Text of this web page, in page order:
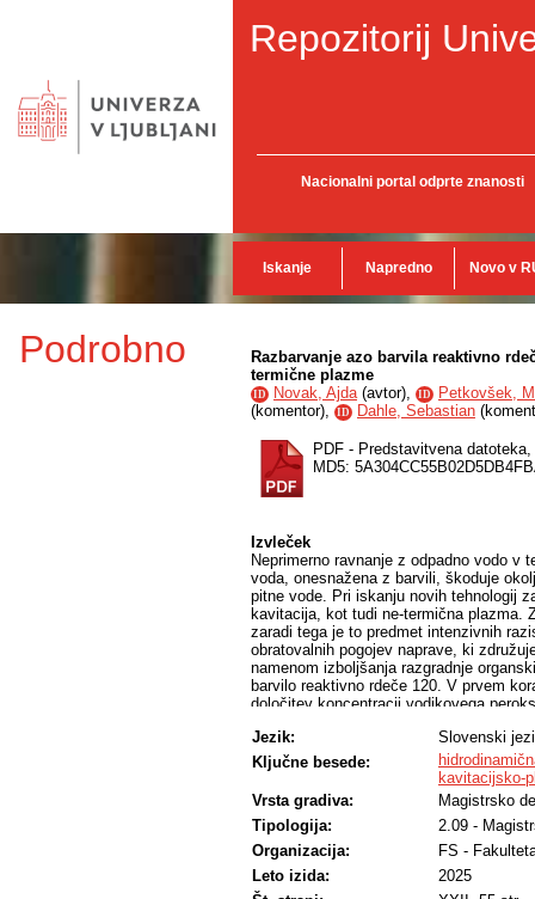
Repozitorij
Nacionalni portal odprte znanosti
Iskanje Napredno Novo v
Podrobno
Razbarvanje azo barvila reaktivno
termične plazme
ID Novak, Ajda(avtor), ID
Petkovšek,
(komentor), ID Dahle, Sebastian (
PDF - Predstavitvena datoteka,
MD5:
Izvleček
Neprimerno ravnanje z odpadno vodo v
voda, onesnažena z barvili, škoduje
pitne vode. Pri iskanju novih tehnologij
kavitacija, kot tudi ne-termična plazma.
zaradi tega je to predmet intenzivnih
obratovalnih pogojev naprave, ki
namenom izboljšanja razgradnje
barvilo reaktivno rdeče 120. V prvem
določitev koncentracij vodikovega
razbarvanja barvila v destilirani vodi ob
reaktivno rdeče 120. Ugotovili smo, da
stopnjo razbarvanja barvila.
Jezik:
Slovenski
Ključne besede:
kavitacijsko-
Vrsta gradiva:
Magistrsko
Tipologija:
2.09 -
Organizacija:
FS -
Leto izida:
2025